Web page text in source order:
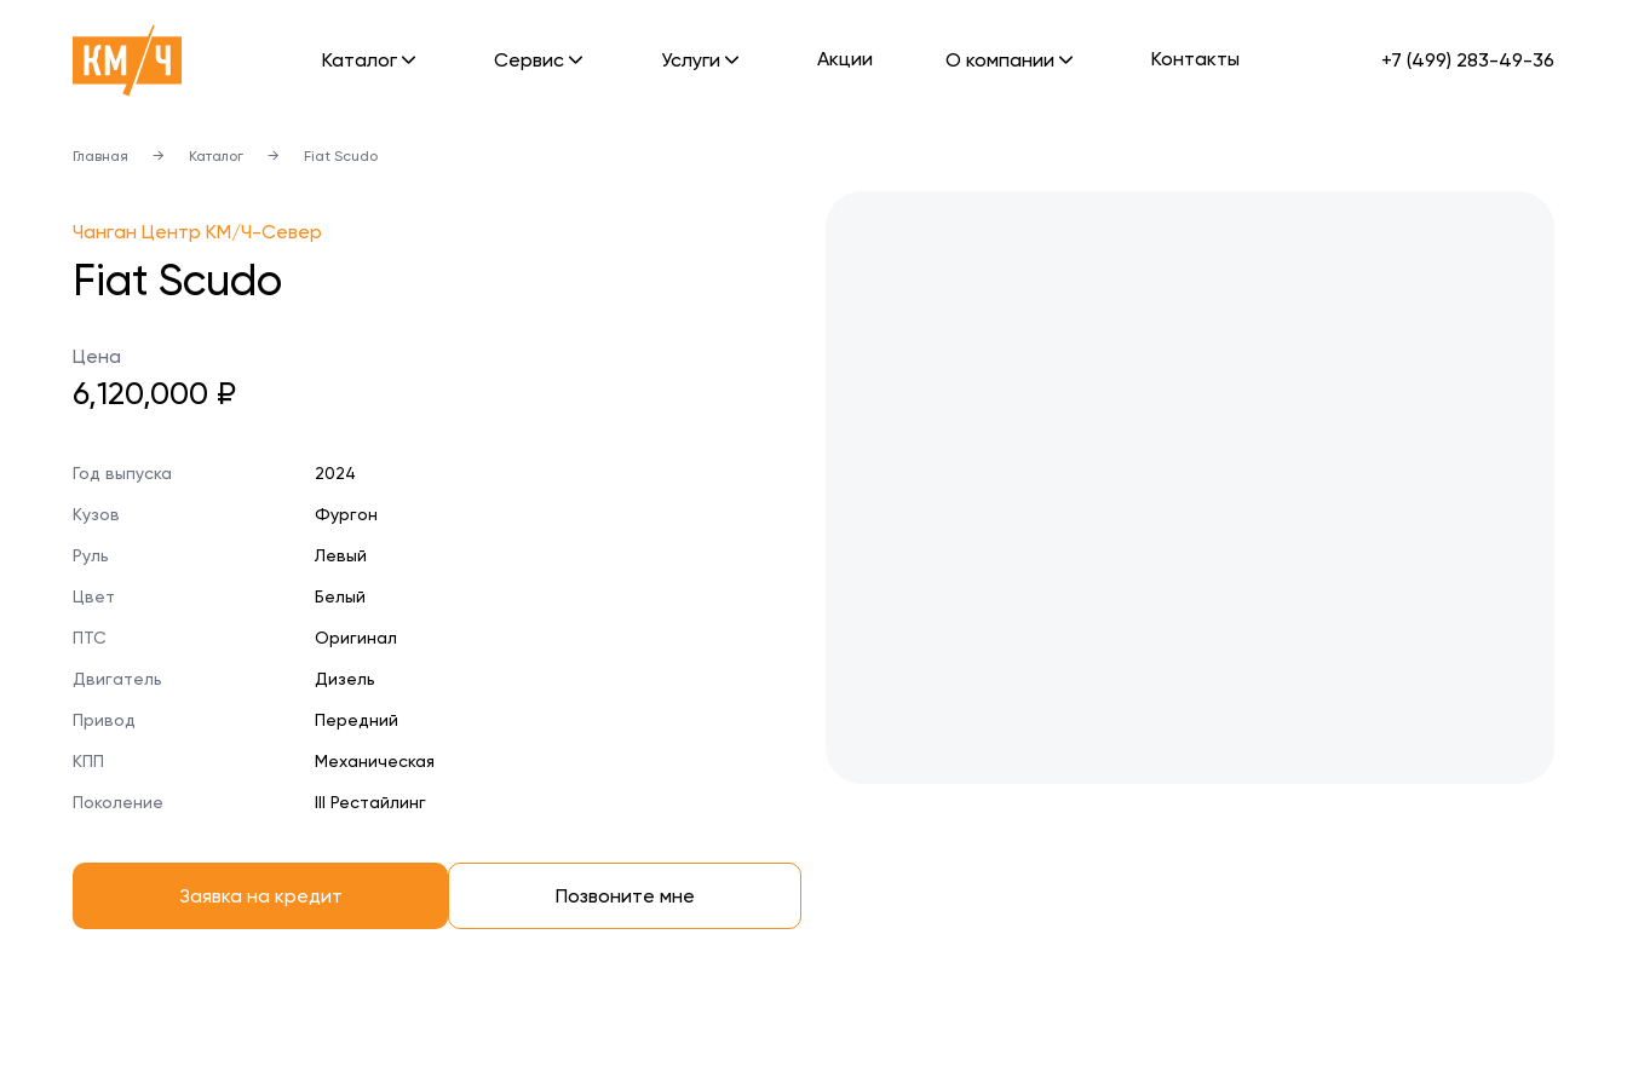
Каталог Cервис Услуги Акции О компании Контакты +7 (499) 283-49-36
Главная → Каталог → Fiat Scudo
Чанган Центр КМ/Ч-Север
Fiat Scudo
Цена
6,120,000 ₽
Год выпуска 2024
Кузов Фургон
Руль Левый
Цвет Белый
ПТС Оригинал
Двигатель Дизель
Привод Передний
КПП Механическая
Поколение III Рестайлинг
Заявка на кредит Позвоните мне